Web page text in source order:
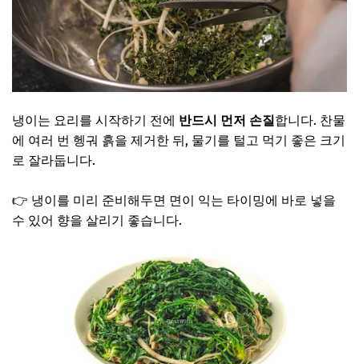
냉이는 요리를 시작하기 전에 반드시 먼저 손질합니다. 찬물
에 여러 번 헹궈 흙을 제거한 뒤, 물기를 털고 먹기 좋은 크기
로 잘라둡니다.
👉 냉이를 미리 준비해두면 면이 익는 타이밍에 바로 넣을
수 있어 향을 살리기 좋습니다.